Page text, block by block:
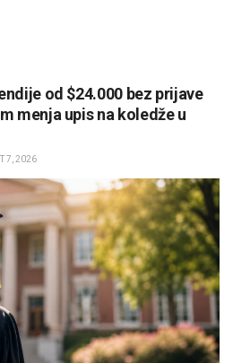
od $24.000 bez prijave
menja upis na koledže u
7, 2026